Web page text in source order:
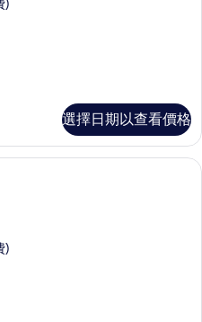
)
選擇日期以查看價格
溫莎套房 | 低過敏寢具、迷你吧、書
)